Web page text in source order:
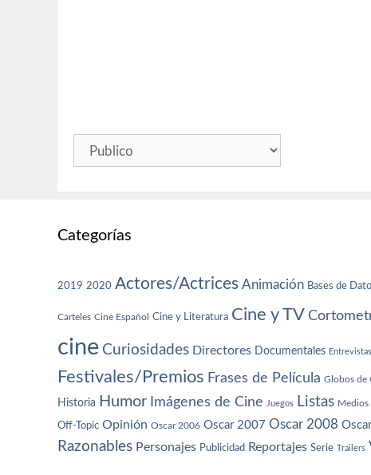
Categorías
2019 2020 Actores/Actrices Animación Bases de
Carteles Cine Español Cine y Literatura Cine y TV
cine Curiosidades Directores Documentales Entrevistas
Festivales/Premios Frases de Película Globos de
Historia Humor Imágenes de Cine Juegos Listas Medios
Off-Topic Opinión Oscar 2006 Oscar 2007 Oscar 2008
Razonables Personajes Publicidad Reportajes Serie Trailers